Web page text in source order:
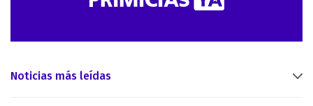
Noticias más leídas